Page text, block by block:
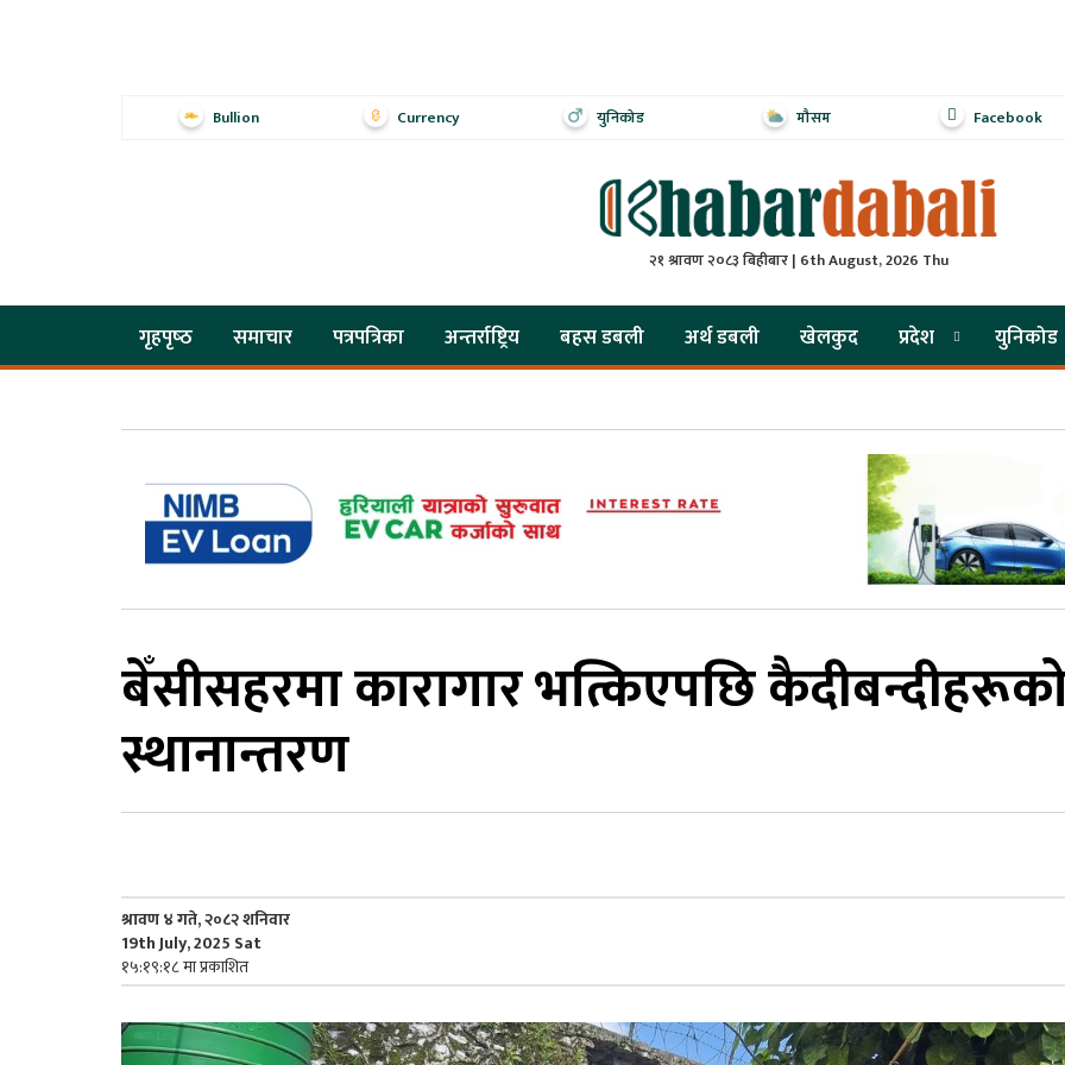
Bullion Currency युनिकोड मौसम Facebook
२१ श्रावण २०८३ बिहीबार | 6th August, 2026 Thu
गृहपृष्‍ठ समाचार पत्रपत्रिका अन्तर्राष्ट्रिय बहस डबली अर्थ डबली खेलकुद प्रदेश युनिकोड
बेँसीसहरमा कारागार भत्किएपछि
स्थानान्तरण
श्रावण ४ गते, २०८२ शनिवार
19th July, 2025 Sat
१५:१९:१८ मा प्रकाशित